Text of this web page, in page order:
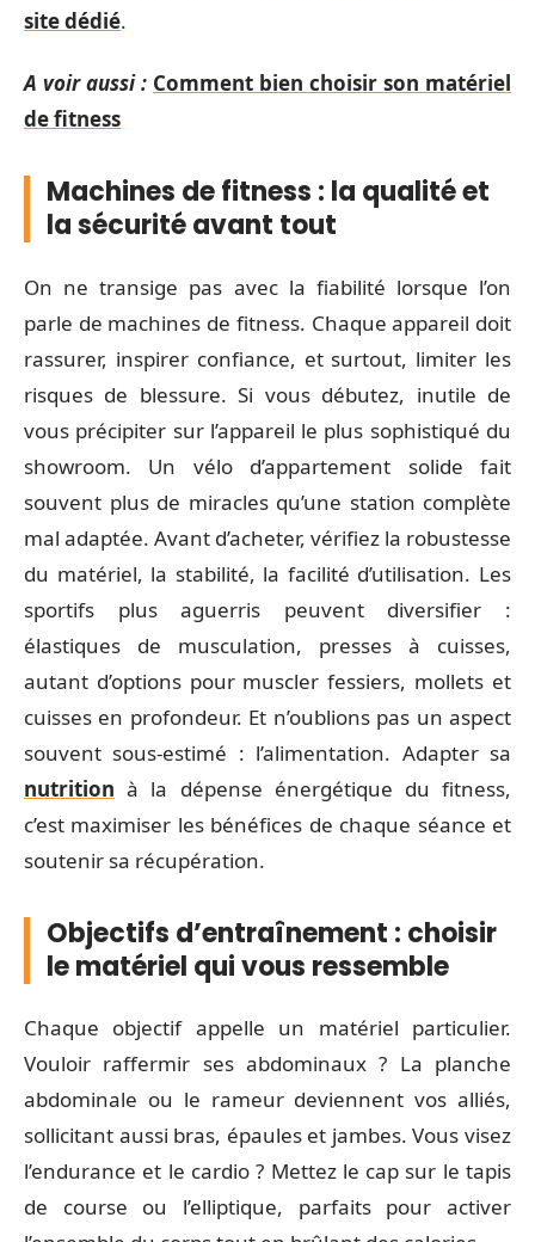
site dédié.
A voir aussi : Comment bien choisir son matériel
de fitness
Machines de fitness : la qualité et
la sécurité avant tout
On ne transige pas avec la fiabilité lorsque l’on
parle de machines de fitness. Chaque appareil doit
rassurer, inspirer confiance, et surtout, limiter les
risques de blessure. Si vous débutez, inutile de
vous précipiter sur l’appareil le plus sophistiqué du
showroom. Un vélo d’appartement solide fait
souvent plus de miracles qu’une station complète
mal adaptée. Avant d’acheter, vérifiez la robustesse
du matériel, la stabilité, la facilité d’utilisation. Les
sportifs plus aguerris peuvent diversifier :
élastiques de musculation, presses à cuisses,
autant d’options pour muscler fessiers, mollets et
cuisses en profondeur. Et n’oublions pas un aspect
souvent sous-estimé : l’alimentation. Adapter sa
nutrition à la dépense énergétique du fitness,
c’est maximiser les bénéfices de chaque séance et
soutenir sa récupération.
Objectifs d’entraînement : choisir
le matériel qui vous ressemble
Chaque objectif appelle un matériel particulier.
Vouloir raffermir ses abdominaux ? La planche
abdominale ou le rameur deviennent vos alliés,
sollicitant aussi bras, épaules et jambes. Vous visez
l’endurance et le cardio ? Mettez le cap sur le tapis
de course ou l’elliptique, parfaits pour activer